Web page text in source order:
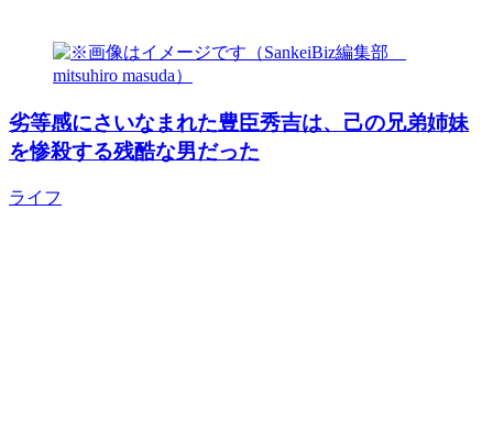
劣等感にさいなまれた豊臣秀吉は、己の兄弟姉妹
を惨殺する残酷な男だった
ライフ